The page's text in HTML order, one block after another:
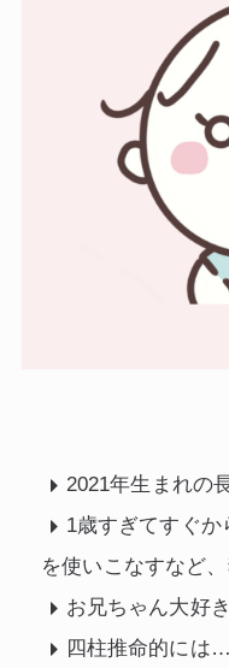
2021年生まれの
1歳すぎてすぐ
を使いこなすなど
お兄ちゃん大好
四柱推命的には…